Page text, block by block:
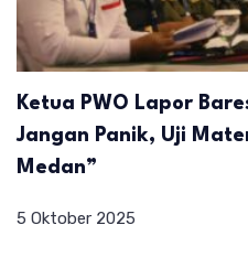
Ketua PWO Lapor
Jangan Panik, Uji
Medan”
5 Oktober 2025